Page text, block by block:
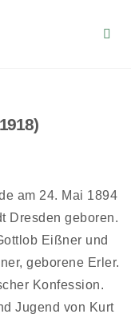
am 24. Mai 1894
Dresden geboren.
Eißner und
geborene Erler.
Konfession.
Jugend von Kurt